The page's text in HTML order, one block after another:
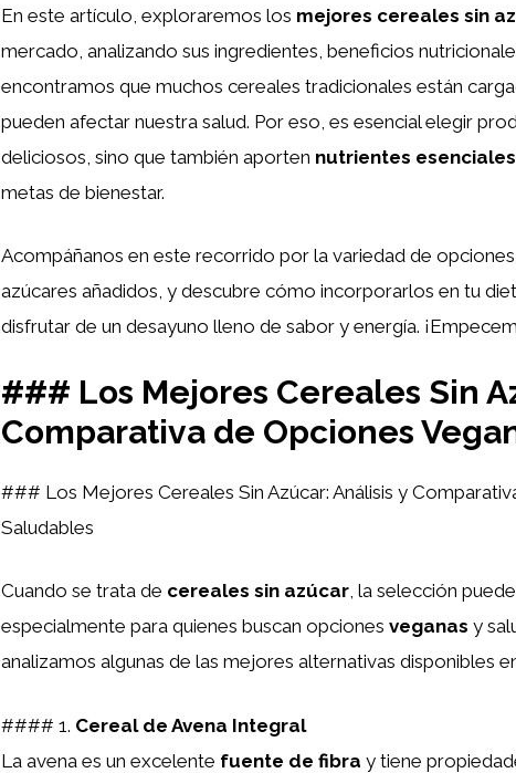
En este artículo, exploraremos los mejores cereales sin
mercado, analizando sus ingredientes, beneficios
encontramos que muchos cereales tradicionales están
pueden afectar nuestra salud. Por eso, es esencial elegir
deliciosos, sino que también aporten nutrientes esenciales
metas de bienestar.
Acompáñanos en este recorrido por la variedad de
azúcares añadidos, y descubre cómo incorporarlos en tu
disfrutar de un desayuno lleno de sabor y energía.
### Los Mejores Cereales Sin
Comparativa de Opciones
### Los Mejores Cereales Sin Azúcar: Análisis y
Saludables
Cuando se trata de cereales sin azúcar, la selección
especialmente para quienes buscan opciones veganas y
analizamos algunas de las mejores alternativas disponibles
#### 1. Cereal de Avena Integral
La avena es un excelente fuente de fibra y tiene